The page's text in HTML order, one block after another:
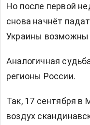
Но после первой
снова начнёт
Украины возможны
Аналогичная
регионы России.
Так, 17 сентября в
воздух